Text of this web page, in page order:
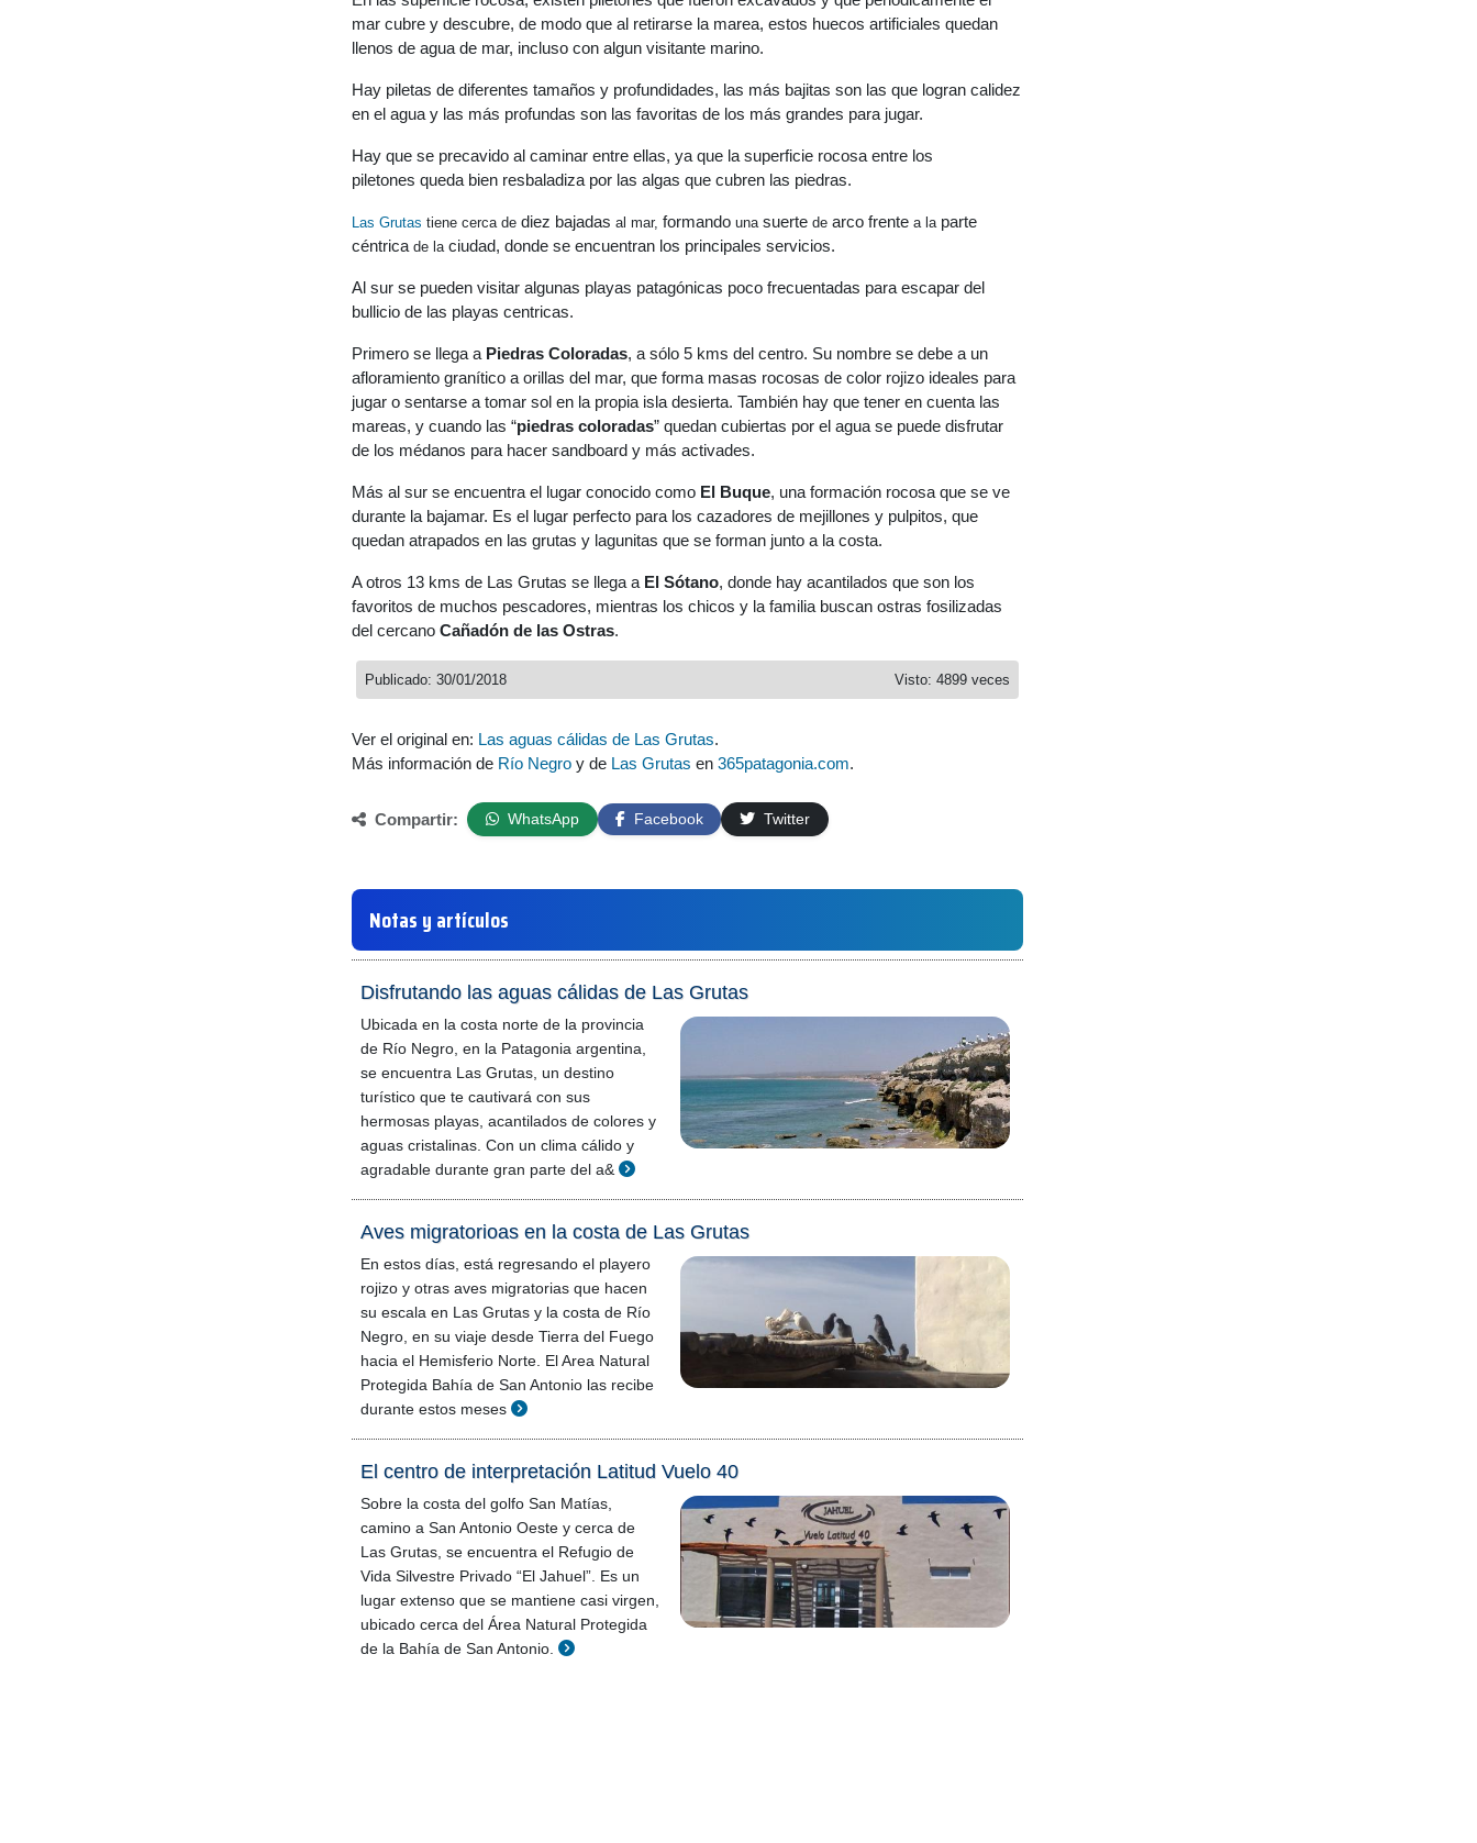
mar cubre y descubre, de modo que al retirarse la marea, estos huecos artificiales quedan
llenos de agua de mar, incluso con algun visitante marino.
Hay piletas de diferentes tamaños y profundidades, las más bajitas son las que logran calidez
en el agua y las más profundas son las favoritas de los más grandes para jugar.
Hay que se precavido al caminar entre ellas, ya que la superficie rocosa entre los
piletones queda bien resbaladiza por las algas que cubren las piedras.
Las Grutas tiene cerca de diez bajadas al mar, formando una suerte de arco frente a la parte
céntricade la ciudad, donde se encuentran los principales servicios.
Al sur se pueden visitar algunas playas patagónicas poco frecuentadas para escapar del
bullicio de las playas centricas.
Primero se llega a Piedras Coloradas, a sólo 5 kms del centro. Su nombre se debe a un
afloramiento granítico a orillas del mar, que forma masas rocosas de color rojizo ideales para
jugar o sentarse a tomar sol en la propia isla desierta. También hay que tener en cuenta las
mareas, y cuando las “piedras coloradas” quedan cubiertas por el agua se puede disfrutar
de los médanos para hacer sandboard y más activades.
Más al sur se encuentra el lugar conocido como El Buque, una formación rocosa que se ve
durante la bajamar. Es el lugar perfecto para los cazadores de mejillones y pulpitos, que
quedan atrapados en las grutas y lagunitas que se forman junto a la costa.
A otros 13 kms de Las Grutas se llega a El Sótano, donde hay acantilados que son los
favoritos de muchos pescadores, mientras los chicos y la familia buscan ostras fosilizadas
del cercano Cañadón de las Ostras.
Visto: 4899 veces
Publicado: 30/01/2018
Ver el original en: Las aguas cálidas de Las Grutas.
Más información de Río Negro y de Las Grutas en 365patagonia.com.
Compartir: WhatsApp Facebook Twitter
Notas y artículos
Disfrutando las aguas cálidas de Las Grutas
Ubicada en la costa norte de la provincia
de Río Negro, en la Patagonia argentina,
se encuentra Las Grutas, un destino
turístico que te cautivará con sus
hermosas playas, acantilados de colores y
aguas cristalinas. Con un clima cálido y
agradable durante gran parte del a&
Aves migratorioas en la costa de Las Grutas
En estos días, está regresando el playero
rojizo y otras aves migratorias que hacen
su escala en Las Grutas y la costa de Río
Negro, en su viaje desde Tierra del Fuego
hacia el Hemisferio Norte. El Area Natural
Protegida Bahía de San Antonio las recibe
durante estos meses
El centro de interpretación Latitud Vuelo 40
Sobre la costa del golfo San Matías,
camino a San Antonio Oeste y cerca de
Las Grutas, se encuentra el Refugio de
Vida Silvestre Privado “El Jahuel”. Es un
lugar extenso que se mantiene casi virgen,
ubicado cerca del Área Natural Protegida
de la Bahía de San Antonio.